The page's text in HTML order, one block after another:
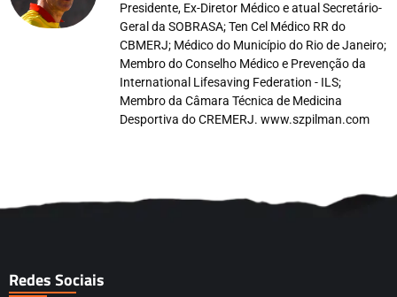
Presidente, Ex-Diretor Médico e atual Secretário-
Geral da SOBRASA; Ten Cel Médico RR do
CBMERJ; Médico do Município do Rio de Janeiro;
Membro do Conselho Médico e Prevenção da
International Lifesaving Federation - ILS;
Membro da Câmara Técnica de Medicina
Desportiva do CREMERJ. www.szpilman.com
Redes Sociais